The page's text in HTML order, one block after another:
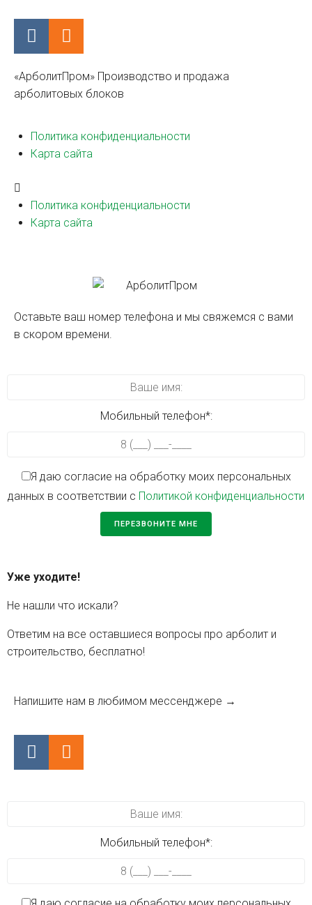
«АрболитПром» Производство и продажа
арболитовых блоков
Политика конфиденциальности
Карта сайта
Политика конфиденциальности
Карта сайта
Оставьте ваш номер телефона и мы свяжемся с вами
в скором времени.
Мобильный телефон*:
Я даю согласие на обработку моих персональных
данных в соответствии с Политикой конфиденциальности
Уже уходите!
Не нашли что искали?
Ответим на все оставшиеся вопросы про арболит и
строительство, бесплатно!
Напишите нам в любимом мессенджере →
Мобильный телефон*: